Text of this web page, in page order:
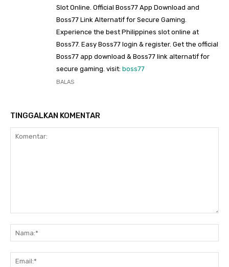
Slot Online. Official Boss77 App Download and
Boss77 Link Alternatif for Secure Gaming.
Experience the best Philippines slot online at
Boss77. Easy Boss77 login & register. Get the official
Boss77 app download & Boss77 link alternatif for
secure gaming. visit: boss77
BALAS
TINGGALKAN KOMENTAR